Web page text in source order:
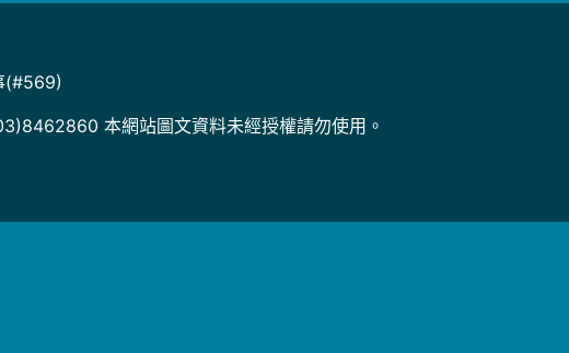
(#569)
本網站圖文資料未經授權請勿使用。